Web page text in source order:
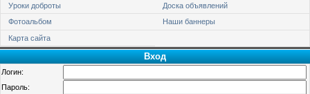
Уроки доброты
Доска объявлений
Фотоальбом
Наши баннеры
Карта сайта
Вход
Логин:
Пароль: